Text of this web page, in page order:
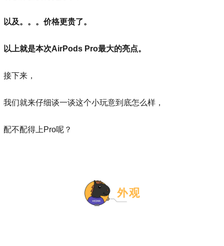
以及。。。价格更贵了。
以上就是本次AirPods Pro最大的亮点。
接下来，
我们就来仔细谈一谈这个小玩意到底怎么样，
配不配得上Pro呢？